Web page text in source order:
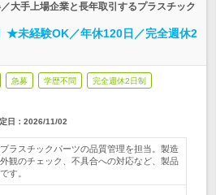
大手上場企業と長年取引するプラスチック
★未経験OK／年休120日／完全週休2
急募 学歴不問 完全週休2日制
日： 2026/11/02
ラスチックパーツの品質管理を担当。製造
観のチェック、不具合への対応など、製品
す。